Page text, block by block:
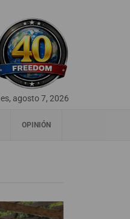
agosto 7, 2026
OPINIÓN